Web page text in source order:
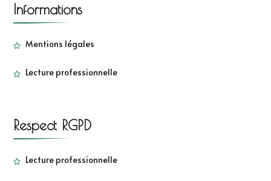
Informations
Mentions légales
Lecture professionnelle
Respect RGPD
Lecture professionnelle